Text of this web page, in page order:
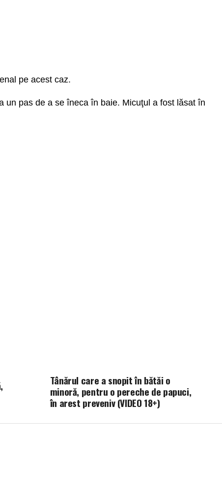
pe acest caz.
un pas de a se îneca în baie. Micuţul a fost lăsat în
Tânărul care a snopit în bătăi o
minoră, pentru o pereche de papuci,
în arest preveniv (VIDEO 18+)